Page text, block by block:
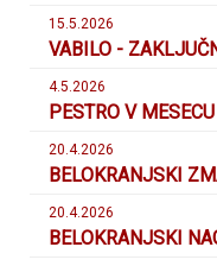
15.5.2026
VABILO -
4.5.2026
PESTRO V
20.4.2026
BELOKRANJSKI
20.4.2026
BELOKRANJSKI